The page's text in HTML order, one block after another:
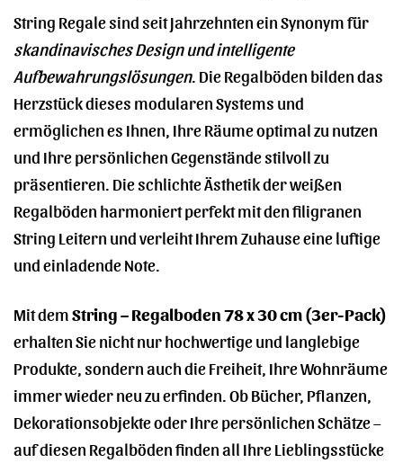
String Regale sind seit Jahrzehnten ein Synonym für
skandinavisches Design und intelligente
Aufbewahrungslösungen. Die Regalböden bilden das
Herzstück dieses modularen Systems und
ermöglichen es Ihnen, Ihre Räume optimal zu nutzen
und Ihre persönlichen Gegenstände stilvoll zu
präsentieren. Die schlichte Ästhetik der weißen
Regalböden harmoniert perfekt mit den filigranen
String Leitern und verleiht Ihrem Zuhause eine luftige
und einladende Note.
Mit demString – Regalboden 78 x 30 cm (3er-Pack)
erhalten Sie nicht nur hochwertige und langlebige
Produkte, sondern auch die Freiheit, Ihre Wohnräume
immer wieder neu zu erfinden. Ob Bücher, Pflanzen,
Dekorationsobjekte oder Ihre persönlichen Schätze –
auf diesen Regalböden finden all Ihre Lieblingsstücke